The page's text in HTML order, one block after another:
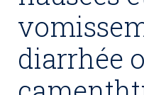
diarrhée